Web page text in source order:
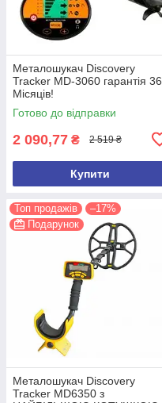
Металошукач Discovery
Tracker MD-3060 гарантія 36
Місяців!
Готово до відправки
2 090,77 ₴ 2 519 ₴
Купити
Топ продажів
–17%
Подарунок
Металошукач Discovery
Tracker MD6350 з